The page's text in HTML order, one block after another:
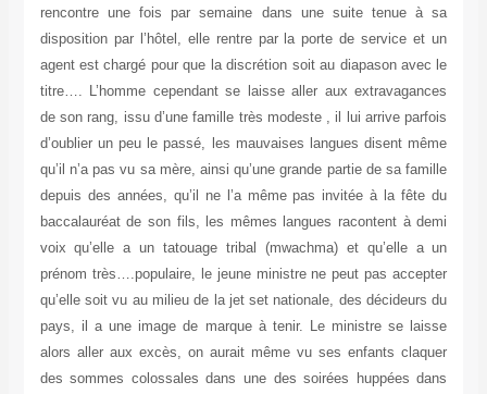
rencontre une fois par semaine dans une suite tenue à sa
disposition par l’hôtel, elle rentre par la porte de service et un
agent est chargé pour que la discrétion soit au diapason avec le
titre…. L’homme cependant se laisse aller aux extravagances
de son rang, issu d’une famille très modeste , il lui arrive parfois
d’oublier un peu le passé, les mauvaises langues disent même
qu’il n’a pas vu sa mère, ainsi qu’une grande partie de sa famille
depuis des années, qu’il ne l’a même pas invitée à la fête du
baccalauréat de son fils, les mêmes langues racontent à demi
voix qu’elle a un tatouage tribal (mwachma) et qu’elle a un
prénom très….populaire, le jeune ministre ne peut pas accepter
qu’elle soit vu au milieu de la jet set nationale, des décideurs du
pays, il a une image de marque à tenir. Le ministre se laisse
alors aller aux excès, on aurait même vu ses enfants claquer
des sommes colossales dans une des soirées huppées dans